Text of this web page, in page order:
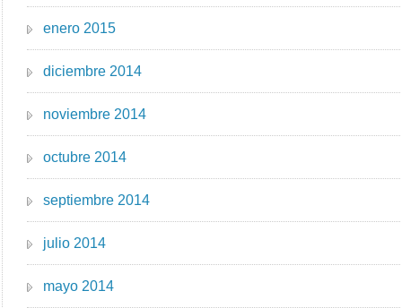
enero 2015
diciembre 2014
noviembre 2014
octubre 2014
septiembre 2014
julio 2014
mayo 2014